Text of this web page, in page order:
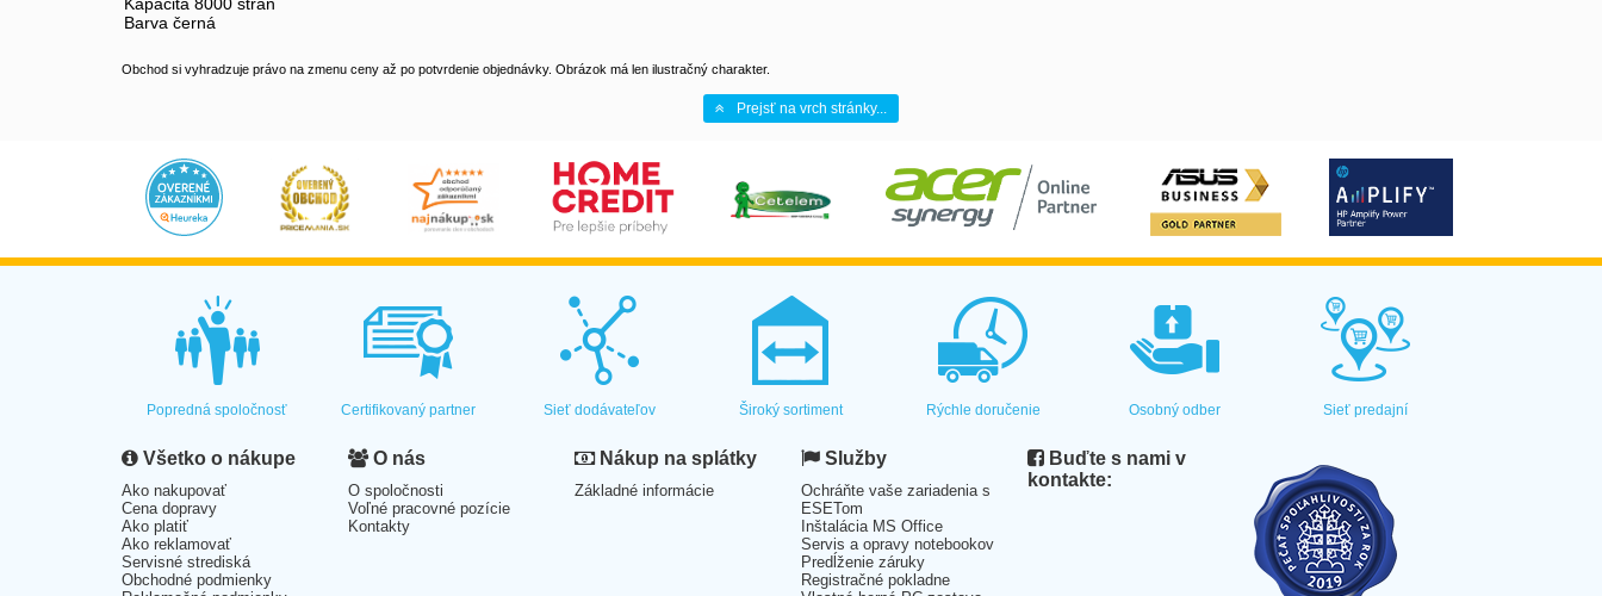
Barva černá
Obchod si vyhradzuje právo na zmenu ceny až po potvrdenie objednávky. Obrázok má len ilustračný charakter.
Prejsť na vrch stránky...
Popredná spoločnosť Certifikovaný partner Sieť dodávateľov Široký sortiment Rýchle doručenie Osobný odber Sieť predajní
Všetko o nákupe
Ako nakupovať
Cena dopravy
Ako platiť
Ako reklamovať
Servisné strediská
Obchodné podmienky
O nás
O spoločnosti
Voľné pracovné pozície
Kontakty
Nákup na splátky
Základné informácie
Služby
Ochráňte vaše zariadenia s
ESETom
Inštalácia MS Office
Servis a opravy notebookov
Predĺženie záruky
Registračné pokladne
Buďte s nami v
kontakte: